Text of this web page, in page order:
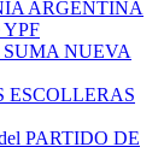
ARGENTINA
NUEVA
ESCOLLERAS
PARTIDO DE